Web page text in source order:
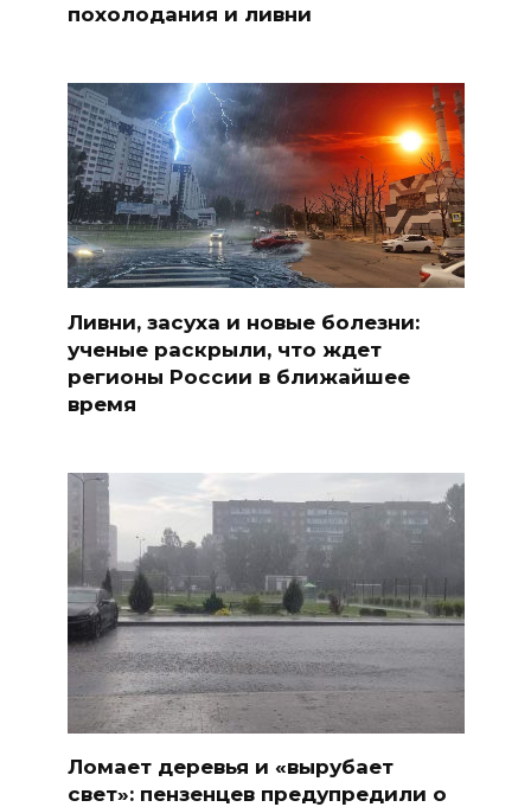
похолодания и ливни
Ливни, засуха и новые болезни:
ученые раскрыли, что ждет
регионы России в ближайшее
время
Ломает деревья и «вырубает
свет»: пензенцев предупредили о